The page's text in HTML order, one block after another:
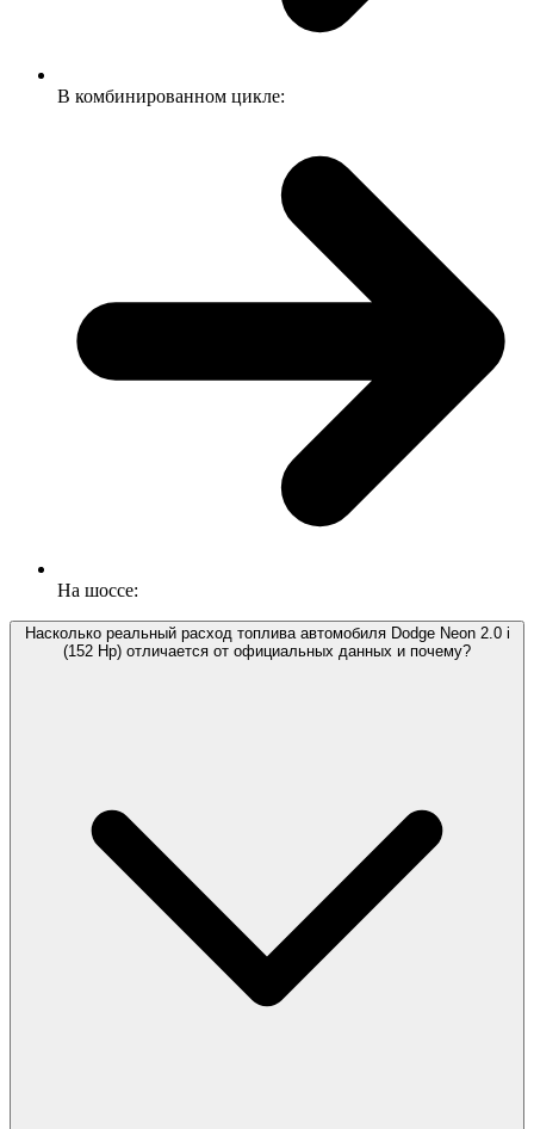
В комбинированном цикле:
На шоссе:
Насколько реальный расход топлива автомобиля Dodge Neon 2.0 i
(152 Hp) отличается от официальных данных и почему?